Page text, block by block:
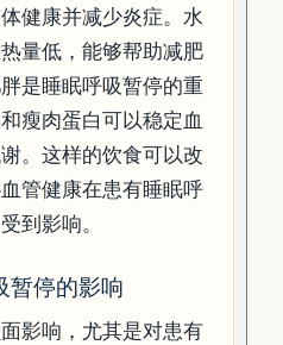
健康并减少炎症。水
量低，能够帮助减肥
是睡眠呼吸暂停的重
瘦肉蛋白可以稳定血
。这样的饮食可以改
管健康在患有睡眠呼
到影响。
暂停的影响
影响，尤其是对患有